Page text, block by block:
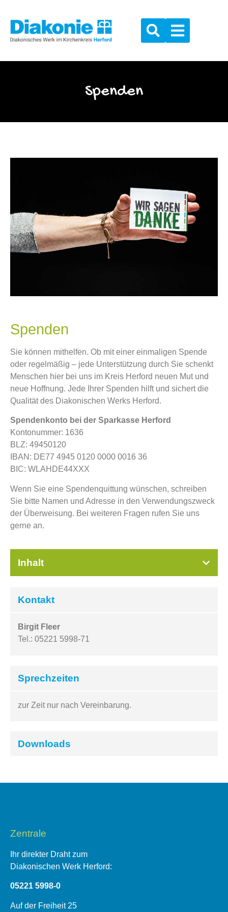
Spenden
Spenden
Sie können mithelfen. Ob mit einer einmaligen Spende
oder regelmäßig – jede Unterstützung durch Sie schenkt
Menschen hier bei uns im Kreis Herford neuen Mut und
neue Hoffnung. Jede Ihrer Spenden hilft und sichert die
Qualität des Diakonischen Werks Herford.
Spendenkonto bei der Sparkasse Herford
Kontonummer: 1636
BLZ: 49450120
IBAN: DE77 4945 0120 0000 0016 36
BIC: WLAHDE44XXX
Wenn Sie eine Spendenquittung wünschen, schreiben
Sie bitte Namen und Adresse in den Verwendungszweck
der Überweisung. Bei weiteren Fragen rufen Sie uns
gerne an.
Inhalt
Kontakt
Birgit Fleer
Tel.: 05221 5998-71
Sprechzeiten
zur Zeit nur nach Vereinbarung.
Downloads
Zentrale
Ihr direkter Draht zum
Diakonischen Werk Herford:
05221 5998-0
Auf der Freiheit 25